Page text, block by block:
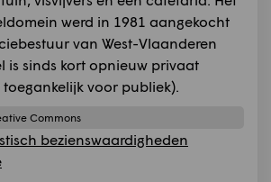
werd in 1981 aangekocht
van West-Vlaanderen
is sinds kort opnieuw privaat
voor publiek).
Commons
bezienswaardigheden